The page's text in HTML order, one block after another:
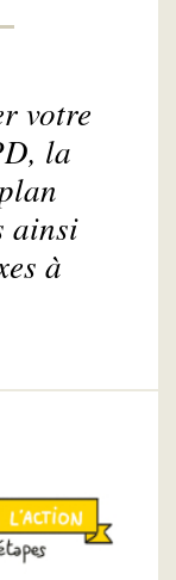
votre
la
ainsi
à